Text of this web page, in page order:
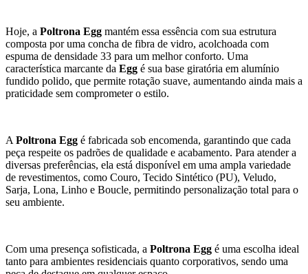
Hoje, a Poltrona Egg mantém essa essência com sua estrutura
composta por uma concha de fibra de vidro, acolchoada com
espuma de densidade 33 para um melhor conforto. Uma
característica marcante da Egg é sua base giratória em alumínio
fundido polido, que permite rotação suave, aumentando ainda mais a
praticidade sem comprometer o estilo.
A Poltrona Egg é fabricada sob encomenda, garantindo que cada
peça respeite os padrões de qualidade e acabamento. Para atender a
diversas preferências, ela está disponível em uma ampla variedade
de revestimentos, como Couro, Tecido Sintético (PU), Veludo,
Sarja, Lona, Linho e Boucle, permitindo personalização total para o
seu ambiente.
Com uma presença sofisticada, a Poltrona Egg é uma escolha ideal
tanto para ambientes residenciais quanto corporativos, sendo uma